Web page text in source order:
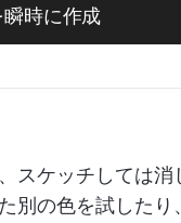
時に作成
スケッチしては
別の色を試した